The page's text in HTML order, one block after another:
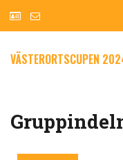
VÄSTERORTSCUPEN